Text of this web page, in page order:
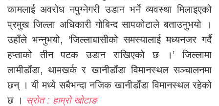
कामलाई अवरोध नपुग्नेगरी उडान भर्ने व्यवस्था मिलाइएको
प्रमुख जिल्ला अधिकारी गोबिन्द सापकोटाले बताउनुभयो ।
उहाँले भन्नुभयो, ‘जिल्लाबासीको समस्यालाई मध्यनजर गर्दै
हप्ताको तीन पटक उडान राखिएको छ ।’ जिल्लामा
लामीडाँडा, थामखर्क र खानीडाँडा विमानस्थल सञ्चालनमा
छन् । यी मध्ये सबैभन्दा नजिक खानीडाँडा विमानस्थल रहेको
छ । स्रोत : हाम्रो खोटाङ